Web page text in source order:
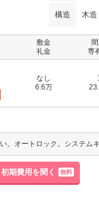
構造 木造
敷金
礼金
専
なし
6.6万
初期費用を聞く 無料